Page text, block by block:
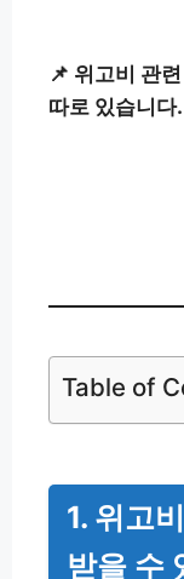
📌 위고비 관
따로 있습니다
Table of
1. 위고
받을 수